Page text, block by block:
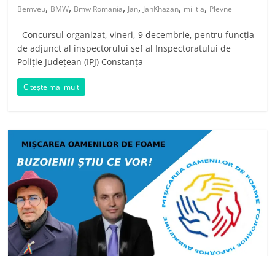
Bemveu, BMW, Bmw Romania, Jan, JanKhazan, militia, Plevnei
Concursul organizat, vineri, 9 decembrie, pentru funcția
de adjunct al inspectorului șef al Inspectoratului de
Poliție Județean (IPJ) Constanța
Citește mai mult